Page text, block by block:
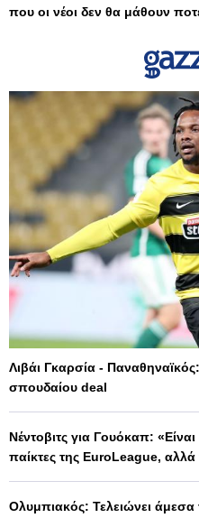
που οι νέοι δεν θα μάθουν
Λιβάι Γκαρσία -
σπουδαίου deal
Νέντοβιτς για Γουόκαπ:
παίκτες της EuroLeague,
Ολυμπιακός: Τελειώνει